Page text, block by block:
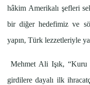
hâkim Amerikalı şefleri
bir diğer hedefimiz ve
yapın, Türk lezzetleriyle
Mehmet Ali Işık, “Kuru
girdilere dayalı ilk